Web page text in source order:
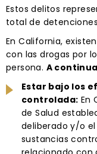
Estos delitos
total de
En California,
con las drogas por
persona. A
Estar bajo los
controlada: En
de Salud
deliberado y/o
sustancias